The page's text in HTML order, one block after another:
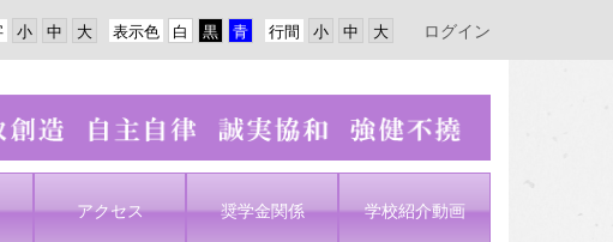
行間
表示色 ログイン
アクセス 奨学金関係 学校紹介動画